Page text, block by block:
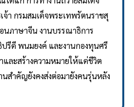
จ้า กรมสมเด็จพระเทพรัตนราชสุ
นภาษาจีน งานบรรณาธิการ
รีดี พนมยงค์ และงานกองทุนศรี
ละสร้างความหมายให้แด่ชีวิต
นสำคัญยังคงส่งต่อมายังคนรุ่นหลัง